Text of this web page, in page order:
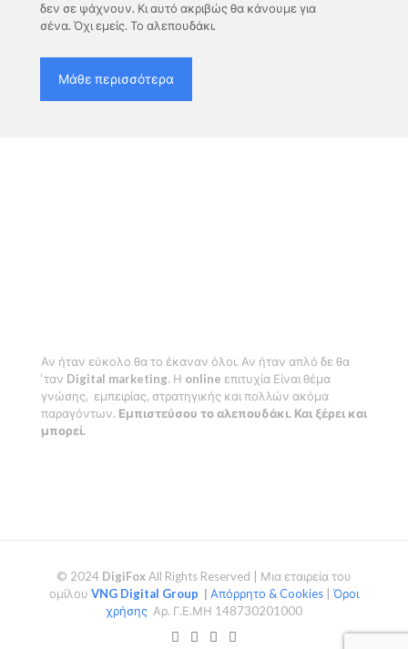
δεν σε ψάχνουν. Κι αυτό ακριβώς θα κάνουμε για
σένα. Όχι εμείς. Το αλεπουδάκι.
Μάθε περισσότερα
Αν ήταν εύκολο θα το έκαναν όλοι. Αν ήταν απλό δε θα
‘ταν Digital marketing. Η online επιτυχία Είναι θέμα
γνώσης, εμπειρίας, στρατηγικής και πολλών ακόμα
παραγόντων. Εμπιστεύσου το αλεπουδάκι. Και ξέρει και
μπορεί.
© 2024 DigiFoxAll Rights Reserved | Μια εταιρεία του
ομίλου VNG Digital Group | Απόρρητο & Cookies
Όροι
χρήσης Αρ. Γ.Ε.ΜΗ 148730201000